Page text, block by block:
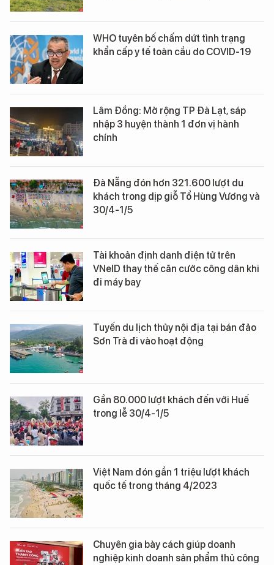
WHO tuyên bố chấm dứt tình trạng
khẩn cấp y tế toàn cầu do COVID-19
Lâm Đồng: Mở rộng TP Đà Lạt, sáp
nhập 3 huyện thành 1 đơn vị hành
chính
Đà Nẵng đón hơn 321.600 lượt du
khách trong dịp giỗ Tổ Hùng Vương và
30/4-1/5
Tài khoản định danh điện tử trên
VNeID thay thế căn cước công dân khi
đi máy bay
Tuyến du lịch thủy nội địa tại bán đảo
Sơn Trà đi vào hoạt động
Gần 80.000 lượt khách đến với Huế
trong lễ 30/4-1/5
Việt Nam đón gần 1 triệu lượt khách
quốc tế trong tháng 4/2023
Chuyên gia bày cách giúp doanh
nghiệp kinh doanh sản phẩm thủ công